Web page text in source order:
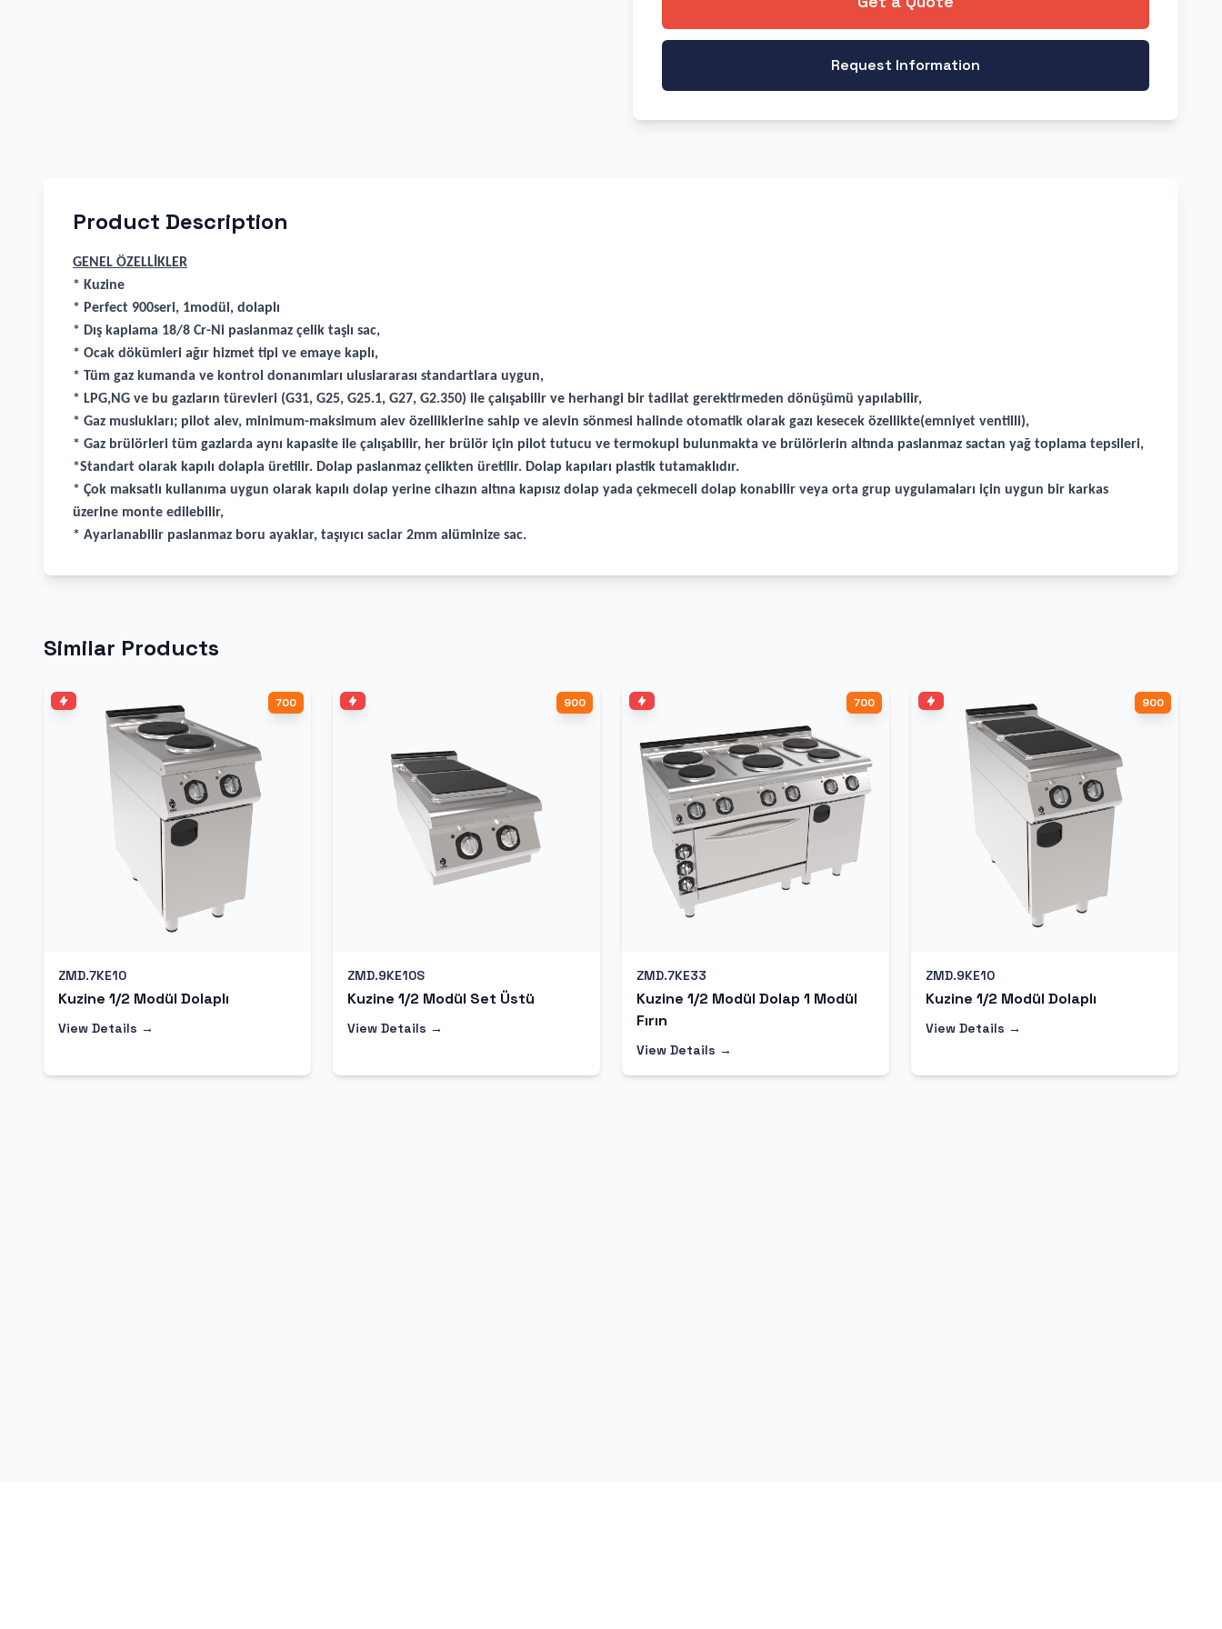
Request Information
Product Description
GENEL ÖZELLİKLER
* Kuzine
* Perfect 900seri, 1modül, dolaplı
* Dış kaplama 18/8 Cr-Ni paslanmaz çelik taşlı sac,
* Ocak dökümleri ağır hizmet tipi ve emaye kaplı,
* Tüm gaz kumanda ve kontrol donanımları uluslararası standartlara uygun,
* LPG,NG ve bu gazların türevleri (G31, G25, G25.1, G27, G2.350) ile çalışabilir ve herhangi bir tadilat gerektirmeden dönüşümü yapılabilir,
* Gaz muslukları; pilot alev, minimum-maksimum alev özelliklerine sahip ve alevin sönmesi halinde otomatik olarak gazı kesecek özellikte(emniyet ventilli),
* Gaz brülörleri tüm gazlarda aynı kapasite ile çalışabilir, her brülör için pilot tutucu ve termokupl bulunmakta ve brülörlerin altında paslanmaz sactan yağ toplama tepsileri,
*Standart olarak kapılı dolapla üretilir. Dolap paslanmaz çelikten üretilir. Dolap kapıları plastik tutamaklıdır.
* Çok maksatlı kullanıma uygun olarak kapılı dolap yerine cihazın altına kapısız dolap yada çekmeceli dolap konabilir veya orta grup uygulamaları için uygun bir karkas
üzerine monte edilebilir,
* Ayarlanabilir paslanmaz boru ayaklar, taşıyıcı saclar 2mm alüminize sac.
Similar Products
700
ZMD.7KE10
Kuzine 1/2 Modül Dolaplı
View Details →
900
ZMD.9KE10S
Kuzine 1/2 Modül Set Üstü
View Details →
700
ZMD.7KE33
Kuzine 1/2 Modül Dolap 1 Modül
Fırın
View Details →
900
ZMD.9KE10
Kuzine 1/2 Modül Dolaplı
View Details →